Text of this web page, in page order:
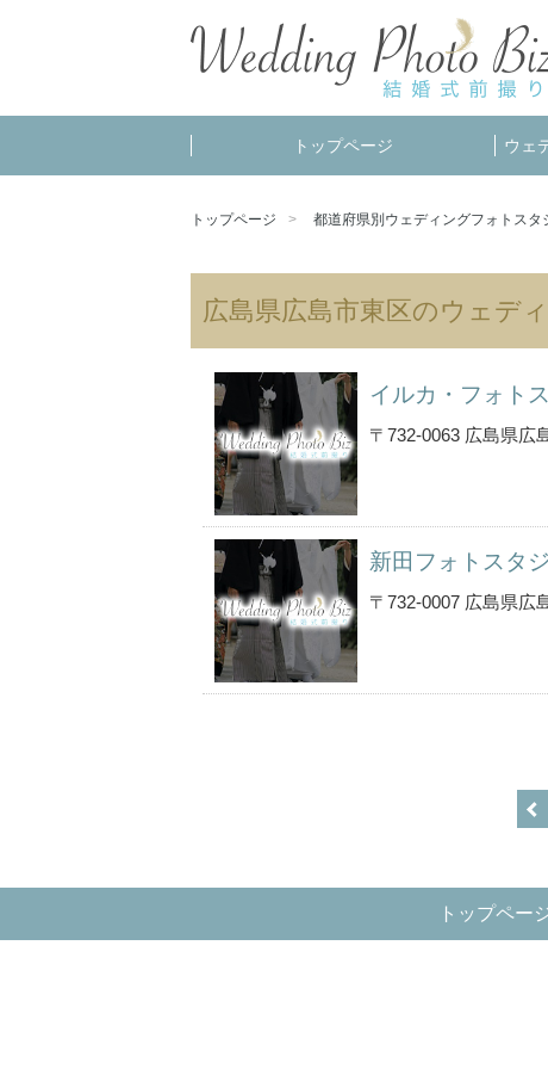
トップページ ウェ
トップページ 都道府県別ウェディングフォトスタ
広島県広島市東区のウェデ
イルカ・フォト
〒732-0063 広島県広
新田フォトスタ
〒732-0007 広島県広
トップペー